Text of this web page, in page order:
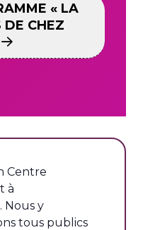
« LA
DE CHEZ
Centre
à
Nous y
tous publics